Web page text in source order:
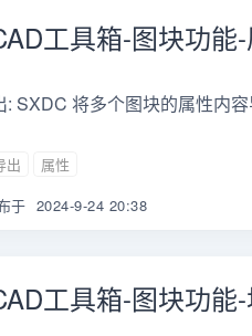
工具箱-图块功能
: SXDC 将多个图块的属性内
出
属性
于 2024-9-24 20:38
工具箱-图块功能